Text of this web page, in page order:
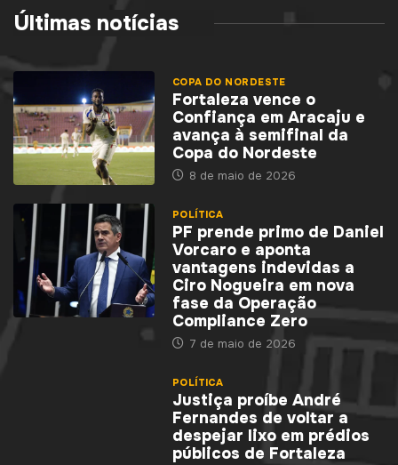
Últimas notícias
COPA DO NORDESTE
Fortaleza vence o
Confiança em Aracaju e
avança à semifinal da
Copa do Nordeste
8 de maio de 2026
POLÍTICA
PF prende primo de Daniel
Vorcaro e aponta
vantagens indevidas a
Ciro Nogueira em nova
fase da Operação
Compliance Zero
7 de maio de 2026
POLÍTICA
Justiça proíbe André
Fernandes de voltar a
despejar lixo em prédios
públicos de Fortaleza